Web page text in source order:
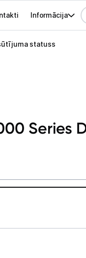
Informācija
statuss
Series